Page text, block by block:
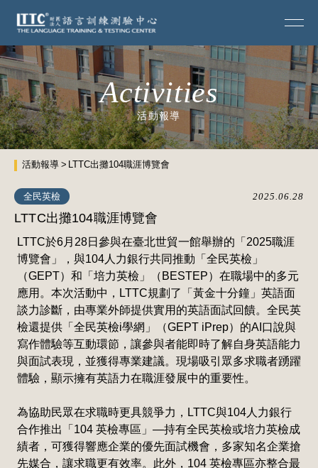
Activities
活動報導
活動報導 LTTC出攤104職涯博覽會
全民英檢 2025.06.28
LTTC出攤104職涯博覽會
LTTC於6月28日參與在臺北世貿一館舉辦的「2025職涯
博覽會」，與104人力銀行共同推動「全民英檢」
（GEPT）和「培力英檢」（BESTEP）在職場中的多元
應用。本次活動中，LTTC規劃了「黃金十分鐘」英語面
談力診斷，由專業外師提供實用的英語面試回饋。全民英
檢還提供「全民英檢i學網」（GEPT iPrep）的AI口說與
寫作體驗等互動環節，讓參與者能即時了解自身英語能力
與面試表現，並獲得專業建議。現場吸引眾多求職者踴躍
體驗，顯示擁有英語力在職涯發展中的重要性。
為協助民眾在求職時更具競爭力，LTTC與104人力銀行
合作推出「104 英檢專區」—持有全民英檢或培力英檢成
績者，可獲得響應企業的優先面試機會，多家知名企業搶
先媒合，讓求職更有效率。此外，104 英檢專區亦整合最